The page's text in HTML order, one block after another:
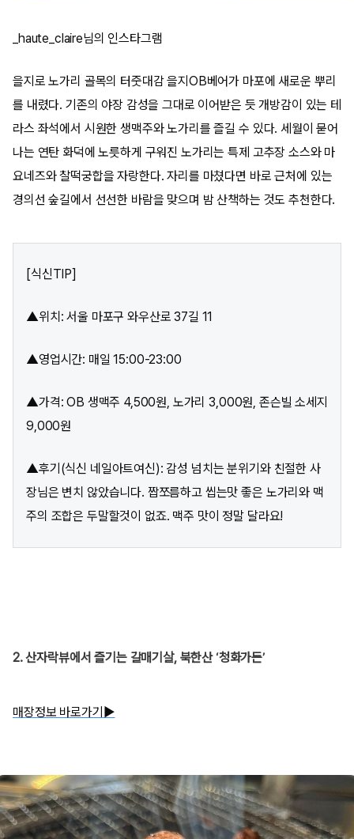
_haute_claire님의 인스타그램
을지로 노가리 골목의 터줏대감 을지OB베어가 마포에 새로운 뿌리
를 내렸다. 기존의 야장 감성을 그대로 이어받은 듯 개방감이 있는 테
라스 좌석에서 시원한 생맥주와 노가리를 즐길 수 있다. 세월이 묻어
나는 연탄 화덕에 노릇하게 구워진 노가리는 특제 고추장 소스와 마
요네즈와 찰떡궁합을 자랑한다. 자리를 마쳤다면 바로 근처에 있는
경의선 숲길에서 선선한 바람을 맞으며 밤 산책하는 것도 추천한다.
[식신TIP]
▲위치: 서울 마포구 와우산로 37길 11
▲영업시간: 매일 15:00-23:00
▲가격: OB 생맥주 4,500원, 노가리 3,000원, 존슨빌 소세지
9,000원
▲후기(식신 네일아트여신): 감성 넘치는 분위기와 친절한 사
장님은 변치 않았습니다. 짭쪼름하고 씹는맛 좋은 노가리와 맥
주의 조합은 두말할것이 없죠. 맥주 맛이 정말 달라요!
2. 산자락뷰에서 즐기는 갈매기살, 북한산 ‘청화가든’
매장정보 바로가기▶